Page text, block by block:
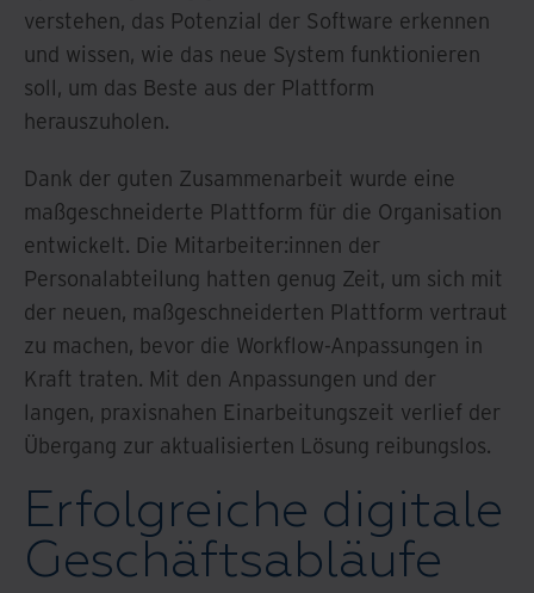
verstehen, das Potenzial der Software erkennen
und wissen, wie das neue System funktionieren
soll, um das Beste aus der Plattform
herauszuholen.
Dank der guten Zusammenarbeit wurde eine
maßgeschneiderte Plattform für die Organisation
entwickelt. Die Mitarbeiter:innen der
Personalabteilung hatten genug Zeit, um sich mit
der neuen, maßgeschneiderten Plattform vertraut
zu machen, bevor die Workflow-Anpassungen in
Kraft traten. Mit den Anpassungen und der
langen, praxisnahen Einarbeitungszeit verlief der
Übergang zur aktualisierten Lösung reibungslos.
Erfolgreiche digitale
Geschäftsabläufe